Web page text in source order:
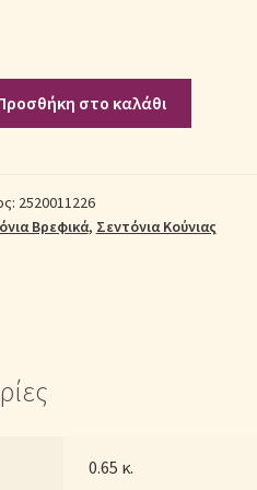
στο καλάθι
2520011226
Βρεφικά, Σεντόνια Κούνιας
0.65 κ.